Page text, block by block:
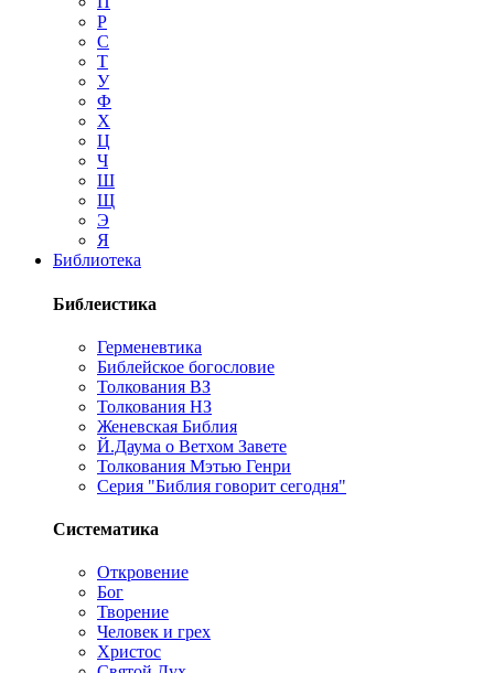
Р
С
Т
У
Ф
Х
Ц
Ч
Ш
Щ
Э
Я
Библиотека
Библеистика
Герменевтика
Библейское богословие
Толкования ВЗ
Толкования НЗ
Женевская Библия
Й.Даума о Ветхом Завете
Толкования Мэтью Генри
Серия "Библия говорит сегодня"
Систематика
Откровение
Бог
Творение
Человек и грех
Христос